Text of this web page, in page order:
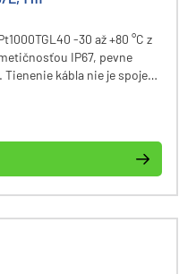
-30 až +80 °C z
IP67, pevne
kábla nie je spojené